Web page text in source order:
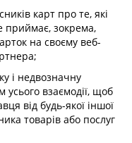
карт про те, які
приймає, зокрема,
на своєму веб-
і недвозначну
взаємодії, щоб
від будь-якої іншої
товарів або послуг